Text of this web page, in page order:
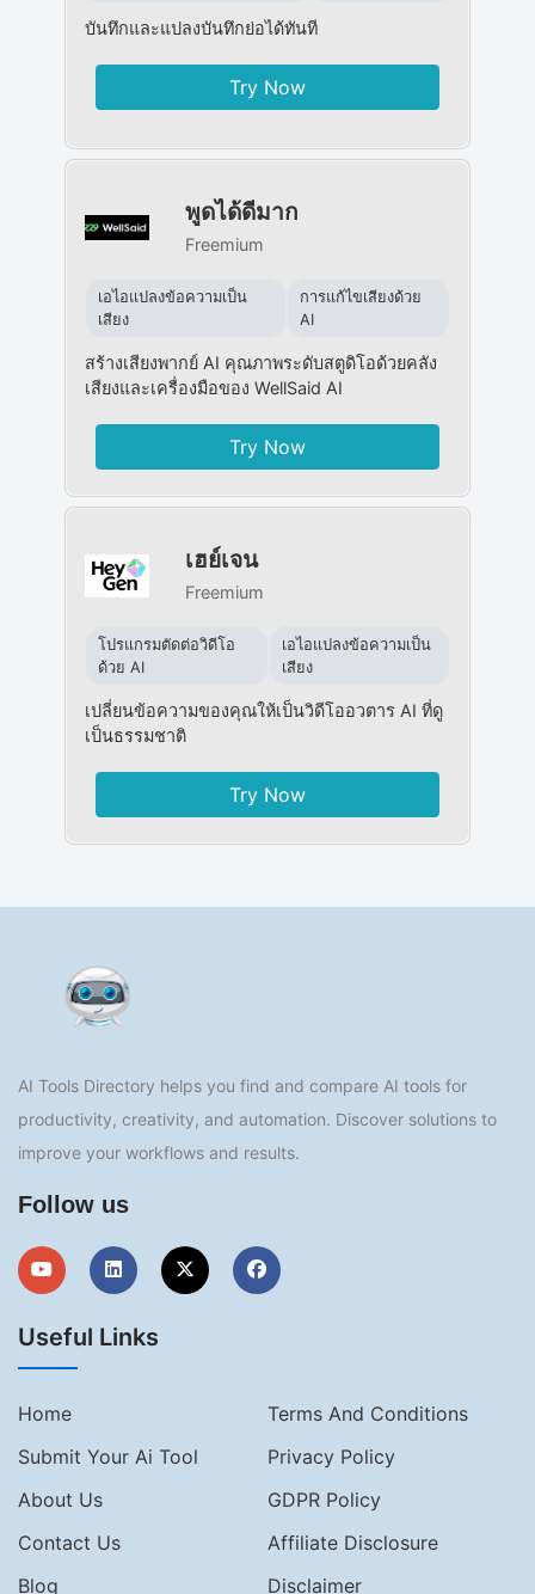
บันทึกและแปลงบันทึกย่อได้ทันที
Try Now
พูดได้ดีมาก
Freemium
เอไอแปลงข้อความเป็น
เสียง
การแก้ไขเสียงด้วย
AI
สร้างเสียงพากย์ AI คุณภาพระดับสตูดิโอด้วยคลัง
เสียงและเครื่องมือของ WellSaid AI
Try Now
เฮย์เจน
Freemium
โปรแกรมตัดต่อวิดีโอ
ด้วย AI
เอไอแปลงข้อความเป็น
เสียง
เปลี่ยนข้อความของคุณให้เป็นวิดีโออวตาร AI ที่ดู
เป็นธรรมชาติ
Try Now
AI Tools Directory helps you find and compare AI tools for
productivity, creativity, and automation. Discover solutions to
improve your workflows and results.
Follow us
Useful Links
Home
Terms And Conditions
Submit Your Ai Tool
Privacy Policy
About Us
GDPR Policy
Contact Us
Affiliate Disclosure
Blog
Disclaimer